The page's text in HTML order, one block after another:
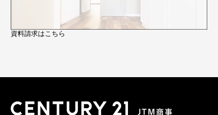
資料請求はこちら